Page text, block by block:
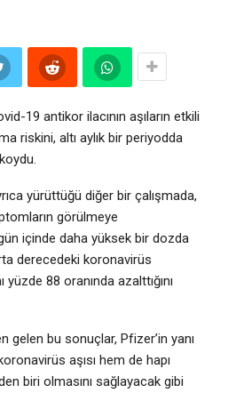
19 antikor ilacının aşıların etkili
riskini, altı aylık bir periyodda
yürüttüğü diğer bir çalışmada,
görülmeye
içinde daha yüksek bir dozda
derecedeki koronavirüs
88 oranında azalttığını
gelen bu sonuçlar, Pfizer’in yanı
aşısı hem de hapı
biri olmasını sağlayacak gibi